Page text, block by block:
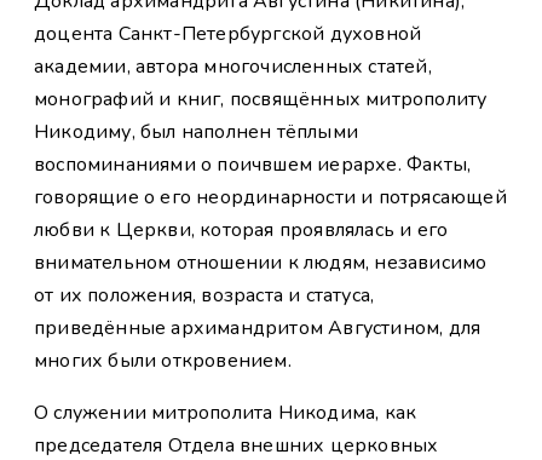
доцента Санкт-Петербургской духовной
академии, автора многочисленных статей,
монографий и книг, посвящённых митрополиту
Никодиму, был наполнен тёплыми
воспоминаниями о поичвшем иерархе. Факты,
говорящие о его неординарности и потрясающей
любви к Церкви, которая проявлялась и его
внимательном отношении к людям, независимо
от их положения, возраста и статуса,
приведённые архимандритом Августином, для
многих были откровением.
О служении митрополита Никодима, как
председателя Отдела внешних церковных